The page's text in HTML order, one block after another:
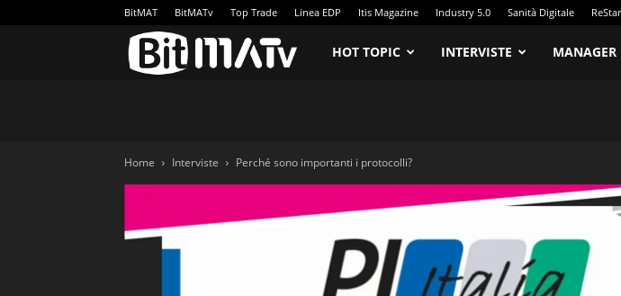
BitMAT BitMATv Top Trade Linea EDP Itis Magazine Industry 5.0 Sanità Digitale
BitMATv
HOT TOPIC INTERVISTE
Home Interviste Perché sono importanti i protocolli?